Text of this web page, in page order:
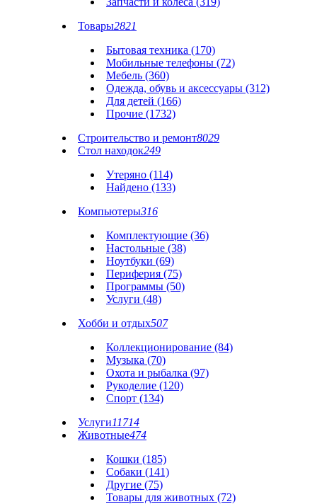
Товары2821
Бытовая техника (170)
Мобильные телефоны (72)
Мебель (360)
Одежда, обувь и аксессуары (312)
Для детей (166)
Прочие (1732)
Строительство и ремонт8029
Стол находок249
Утеряно (114)
Найдено (133)
Компьютеры316
Комплектующие (36)
Настольные (38)
Ноутбуки (69)
Периферия (75)
Программы (50)
Услуги (48)
Хобби и отдых507
Коллекционирование (84)
Музыка (70)
Охота и рыбалка (97)
Рукоделие (120)
Спорт (134)
Услуги11714
Животные474
Кошки (185)
Собаки (141)
Другие (75)
Товары для животных (72)